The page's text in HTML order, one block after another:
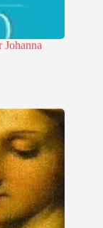
Johanna